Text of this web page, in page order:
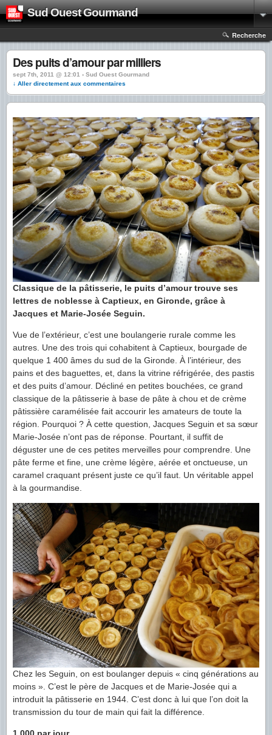
Sud Ouest Gourmand
Recherche
Des puits d’amour par milliers
sept 7th, 2011 @ 12:01 › Sud Ouest Gourmand
↓ Aller directement aux commentaires
Classique de la pâtisserie, le puits d’amour trouve ses
lettres de noblesse à Captieux, en Gironde, grâce à
Jacques et Marie-Josée Seguin.
Vue de l’extérieur, c’est une boulangerie rurale comme les
autres. Une des trois qui cohabitent à Captieux, bourgade de
quelque 1 400 âmes du sud de la Gironde. À l’intérieur, des
pains et des baguettes, et, dans la vitrine réfrigérée, des pastis
et des puits d’amour. Décliné en petites bouchées, ce grand
classique de la pâtisserie à base de pâte à chou et de crème
pâtissière caramélisée fait accourir les amateurs de toute la
région. Pourquoi ? À cette question, Jacques Seguin et sa sœur
Marie-Josée n’ont pas de réponse. Pourtant, il suffit de
déguster une de ces petites merveilles pour comprendre. Une
pâte ferme et fine, une crème légère, aérée et onctueuse, un
caramel craquant présent juste ce qu’il faut. Un véritable appel
à la gourmandise.
Chez les Seguin, on est boulanger depuis « cinq générations au
moins ». C’est le père de Jacques et de Marie-Josée qui a
introduit la pâtisserie en 1944. C’est donc à lui que l’on doit la
transmission du tour de main qui fait la différence.
1 000 par jour